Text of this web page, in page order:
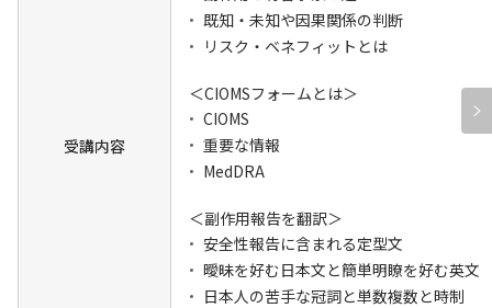
受講内容
既知・未知や因果関係の判断
リスク・ベネフィットとは
＜CIOMSフォームとは＞
CIOMS
重要な情報
MedDRA
＜副作用報告を翻訳＞
安全性報告に含まれる定型文
曖昧を好む日本文と簡単明瞭を好む英文
日本人の苦手な冠詞と単数複数と時制